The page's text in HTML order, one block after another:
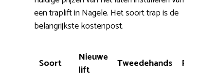
een traplift in Nagele. Het soort trap is de
belangrijkste kostenpost.
Soort
Nieuwe
lift
Tweedehands Plaatsing